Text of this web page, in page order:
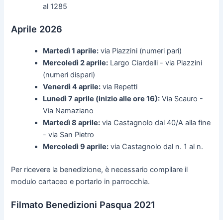
al 1285
Aprile 2026
Martedì 1 aprile: via Piazzini (numeri pari)
Mercoledì 2 aprile: Largo Ciardelli - via Piazzini
(numeri dispari)
Venerdì 4 aprile: via Repetti
Lunedì 7 aprile (inizio alle ore 16): Via Scauro -
Via Namaziano
Martedì 8 aprile: via Castagnolo dal 40/A alla fine
- via San Pietro
Mercoledì 9 aprile: via Castagnolo dal n. 1 al n.
Per ricevere la benedizione, è necessario compilare il
modulo cartaceo e portarlo in parrocchia.
Filmato Benedizioni Pasqua 2021